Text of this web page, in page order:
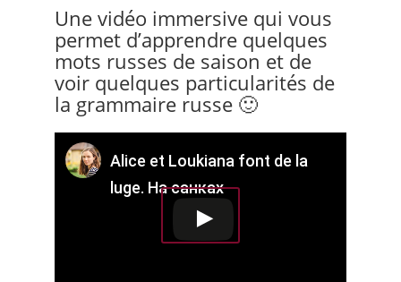
Une vidéo immersive qui vous
permet d’apprendre quelques
mots russes de saison et de
voir quelques particularités de
la grammaire russe 🙂
Alice et Loukiana font de la
luge. На санках